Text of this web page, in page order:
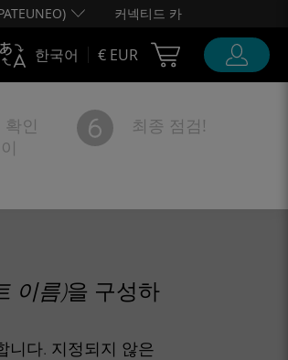
커넥티드 카
한국어 € EUR Cart Ubigi
인
최종 점검!
이름)을 구성하
니다. 지정되지 않은